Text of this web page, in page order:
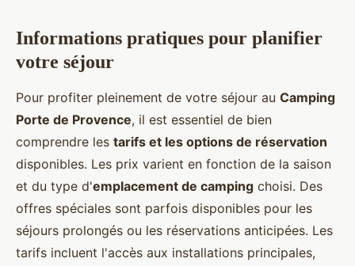
Informations pratiques pour planifier
votre séjour
Pour profiter pleinement de votre séjour au Camping
Porte de Provence, il est essentiel de bien
comprendre les tarifs et les options de réservation
disponibles. Les prix varient en fonction de la saison
et du type d'emplacement de camping choisi. Des
offres spéciales sont parfois disponibles pour les
séjours prolongés ou les réservations anticipées. Les
tarifs incluent l'accès aux installations principales,